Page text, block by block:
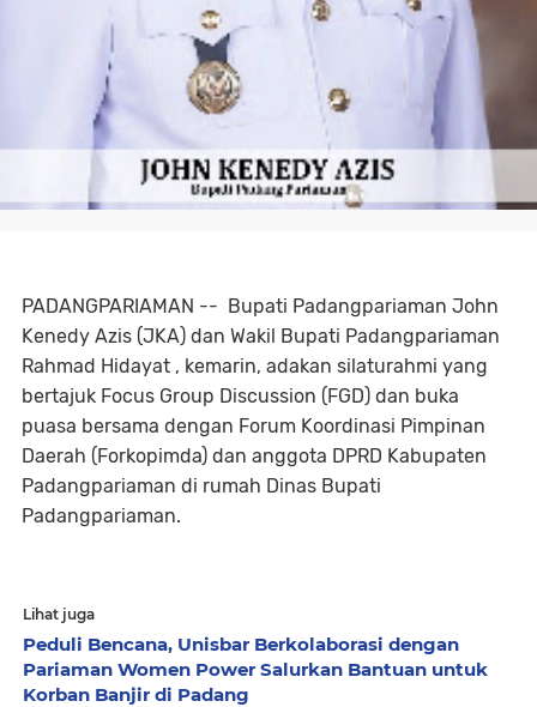
PADANGPARIAMAN -- Bupati Padangpariaman John
Kenedy Azis (JKA) dan Wakil Bupati Padangpariaman
Rahmad Hidayat , kemarin, adakan silaturahmi yang
bertajuk Focus Group Discussion (FGD) dan buka
puasa bersama dengan Forum Koordinasi Pimpinan
Daerah (Forkopimda) dan anggota DPRD Kabupaten
Padangpariaman di rumah Dinas Bupati
Padangpariaman.
Lihat juga
Peduli Bencana, Unisbar Berkolaborasi dengan
Pariaman Women Power Salurkan Bantuan untuk
Korban Banjir di Padang